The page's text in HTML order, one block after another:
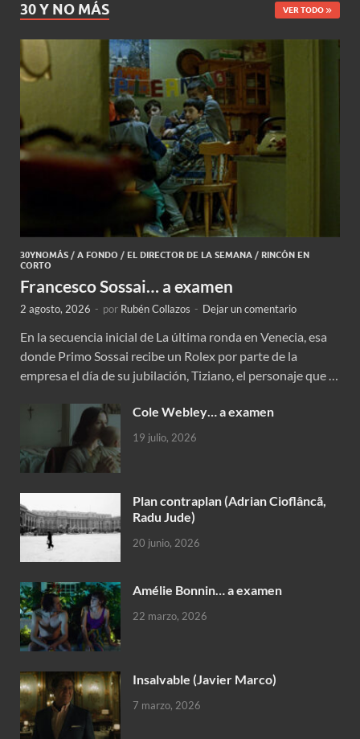
30 Y NO MÁS VER TODO
30YNOMÁS / A FONDO / EL DIRECTOR DE LA SEMANA / RINCÓN EN
CORTO
Francesco Sossai… a examen
2 agosto, 2026 - por Rubén Collazos - Dejar un comentario
En la secuencia inicial de La última ronda en Venecia, esa
donde Primo Sossai recibe un Rolex por parte de la
empresa el día de su jubilación, Tiziano, el personaje que …
Cole Webley… a examen
19 julio, 2026
Plan contraplan (Adrian Cioflâncã,
Radu Jude)
20 junio, 2026
Amélie Bonnin… a examen
22 marzo, 2026
Insalvable (Javier Marco)
7 marzo, 2026